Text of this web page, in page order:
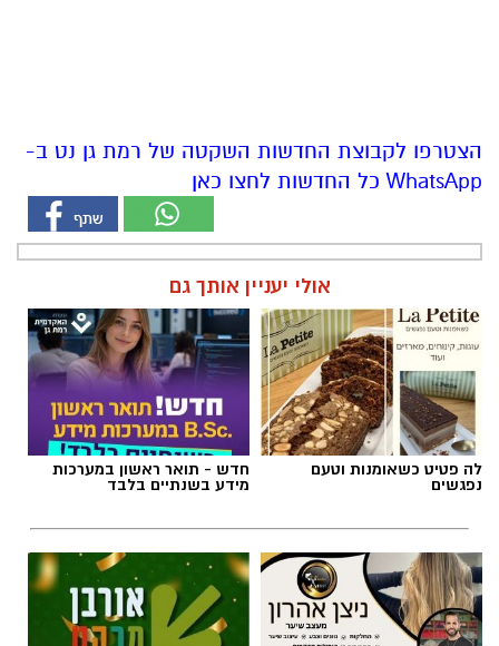
הצטרפו לקבוצת החדשות השקטה של רמת גן נט ב-
WhatsApp כל החדשות לחצו כאן
אולי יעניין אותך גם
לה פטיט כשאומנות וטעם
נפגשים
חדש - תואר ראשון במערכות
מידע בשנתיים בלבד